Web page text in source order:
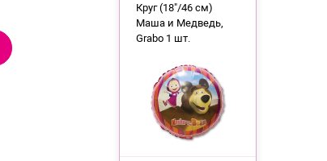
Круг (18"/46 см)
Маша и Медведь,
Grabo 1 шт.